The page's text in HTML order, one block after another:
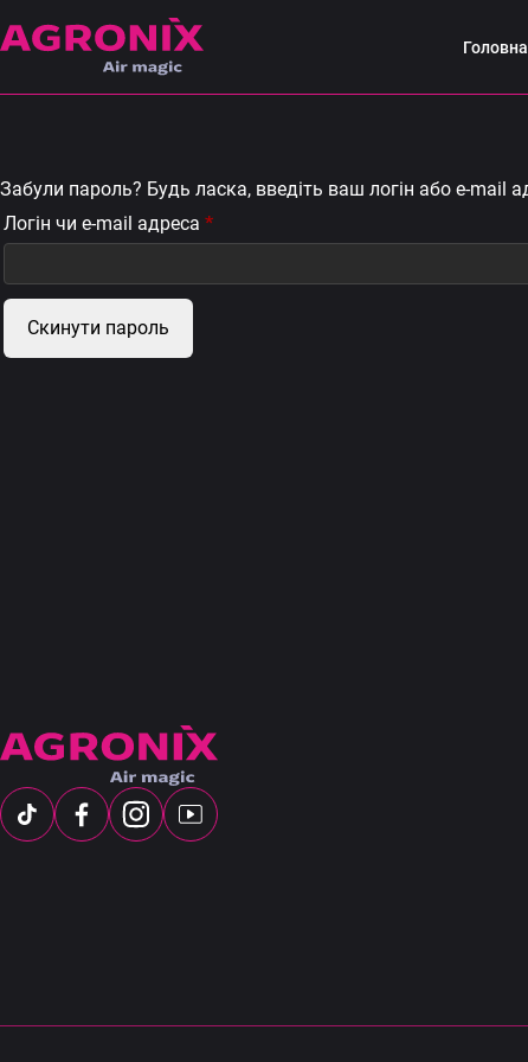
Головна
Забули пароль? Будь ласка, введіть ваш логін або e-mail
Логін чи e-mail адреса *Обов’язкове
Скинути пароль